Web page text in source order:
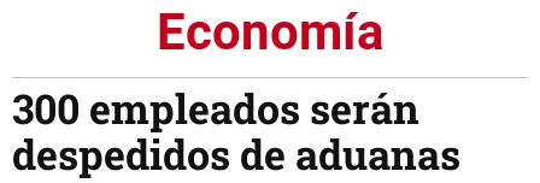
Economía
300 empleados serán
despedidos de aduanas